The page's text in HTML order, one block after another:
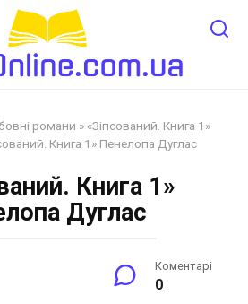
романи » «Зіпсований. Книга 1»
Книга 1» Пенелопа Дуглас
Книга 1»
Дуглас
Коментарі
0